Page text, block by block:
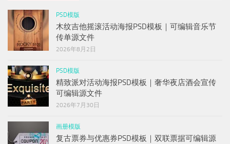
PSD模版
木纹吉他摇滚活动海报PSD模板｜可编辑音乐节
传单源文件
2026年8月2日
PSD模版
精致派对活动海报PSD模板｜奢华夜店酒会宣传
可编辑源文件
2026年7月30日
画册模版
复古票券与优惠券PSD模板｜双联票据可编辑源